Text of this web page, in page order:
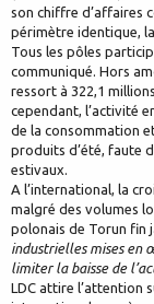
son chiffre d’affaires
périmètre identique,
Tous les pôles
communiqué. Hors
ressort à 322,1
cependant, l’activité
de la consommation
produits d’été, faute
estivaux.
A l’international, la
malgré des volumes
polonais de Torun fin
industrielles mises en
limiter la baisse de
LDC attire l’attention